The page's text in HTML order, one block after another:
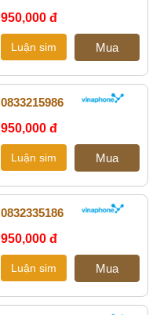
950,000 đ
0833215986
950,000 đ
0832335186
950,000 đ